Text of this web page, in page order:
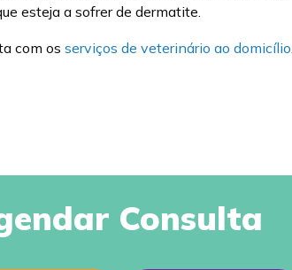
esteja a sofrer de dermatite.
com os serviços de veterinário ao domicílio
Consulta